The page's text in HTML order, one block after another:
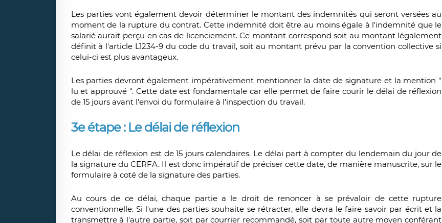
Les parties vont également devoir déterminer le montant des indemnités qui seront versées au
moment de la rupture du contrat. Cette indemnité doit être au moins égale à l'indemnité que le
salarié aurait perçu en cas de licenciement. Ce montant correspond soit au montant légalement
définit à l'article L1234-9 du code du travail, soit au montant prévu par la convention collective si
celui-ci est plus avantageux.
Les parties devront également impérativement mentionner la date de signature et la mention "
lu et approuvé ". Cette date est fondamentale car elle permet de faire courir le délai de réflexion
de 15 jours avant l'envoi du formulaire à l'inspection du travail.
3e étape : Le délai de réflexion
Le délai de réflexion est de 15 jours calendaires. Le délai part à compter du lendemain du jour de
la signature du CERFA. Il est donc impératif de préciser cette date, de manière manuscrite, sur le
formulaire à coté de la signature des parties.
Au cours de ce délai, chaque partie a le droit de renoncer à se prévaloir de cette rupture
conventionnelle. Si l'une des parties souhaite se rétracter, elle devra le faire savoir par écrit et la
transmettre à l'autre partie, soit par courrier recommandé, soit par toute autre moyen conférant